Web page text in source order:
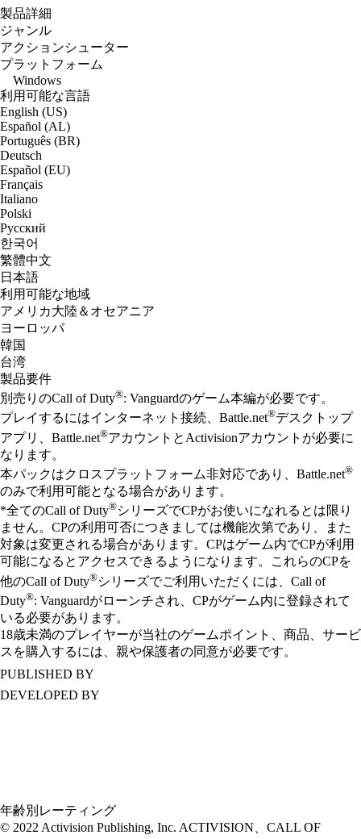
製品詳細
ジャンル
アクションシューター
プラットフォーム
Windows
利用可能な言語
English (US)
Español (AL)
Português (BR)
Deutsch
Español (EU)
Français
Italiano
Polski
Русский
한국어
繁體中文
日本語
利用可能な地域
アメリカ大陸＆オセアニア
ヨーロッパ
韓国
台湾
製品要件
別売りのCall of Duty®: Vanguardのゲーム本編が必要です。
プレイするにはインターネット接続、Battle.net®デスクトップ
アプリ、Battle.net®アカウントとActivisionアカウントが必要に
なります。
本パックはクロスプラットフォーム非対応であり、Battle.net®
のみで利用可能となる場合があります。
*全てのCall of Duty®シリーズでCPがお使いになれるとは限り
ません。CPの利用可否につきましては機能次第であり、また
対象は変更される場合があります。CPはゲーム内でCPが利用
可能になるとアクセスできるようになります。これらのCPを
他のCall of Duty®シリーズでご利用いただくには、Call of
Duty®: Vanguardがローンチされ、CPがゲーム内に登録されて
いる必要があります。
18歳未満のプレイヤーが当社のゲームポイント、商品、サービ
スを購入するには、親や保護者の同意が必要です。
PUBLISHED BY
DEVELOPED BY
年齢別レーティング
© 2022 Activision Publishing, Inc. ACTIVISION、CALL OF